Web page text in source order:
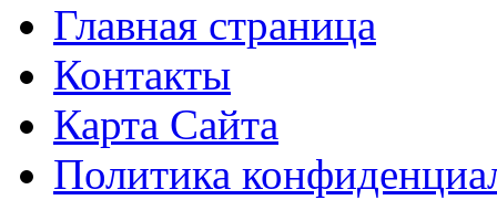
Главная страница
Контакты
Карта Сайта
Политика